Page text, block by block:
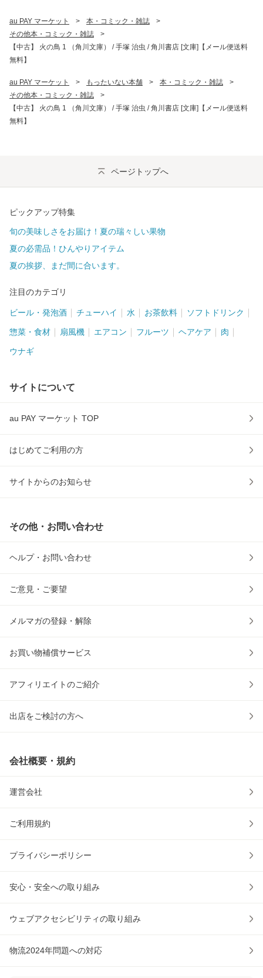
au PAY マーケット > 本・コミック・雑誌
>
その他本・コミック・雑誌
>
【中古】 火の鳥 1 （角川文庫） / 手塚 治虫 / 角川書店 [文庫]【メール便送料
無料】
au PAY マーケット > もったいない本舗 > 本・コミック・雑誌
>
その他本・コミック・雑誌
>
【中古】 火の鳥 1 （角川文庫） / 手塚 治虫 / 角川書店 [文庫]【メール便送料
無料】
ページトップへ
ピックアップ特集
旬の美味しさをお届け！夏の瑞々しい果物
夏の必需品！ひんやりアイテム
夏の挨拶、まだ間に合います。
注目のカテゴリ
ビール・発泡酒 チューハイ 水 お茶飲料 ソフトドリンク
惣菜・食材 扇風機 エアコン フルーツ ヘアケア 肉
ウナギ
サイトについて
au PAY マーケット TOP
はじめてご利用の方
サイトからのお知らせ
その他・お問い合わせ
ヘルプ・お問い合わせ
ご意見・ご要望
メルマガの登録・解除
お買い物補償サービス
アフィリエイトのご紹介
出店をご検討の方へ
会社概要・規約
運営会社
ご利用規約
プライバシーポリシー
安心・安全への取り組み
ウェブアクセシビリティの取り組み
物流2024年問題への対応